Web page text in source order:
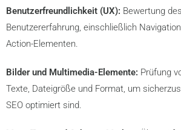
Benutzerfreundlichkeit (UX): Bewertung
Benutzererfahrung, einschließlich
Action-Elementen.
Bilder und Multimedia-Elemente: Prüfung
Texte, Dateigröße und Format, um
SEO optimiert sind.